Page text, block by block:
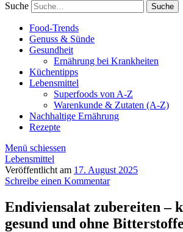
Suche
Food-Trends
Genuss & Sünde
Gesundheit
Ernährung bei Krankheiten
Küchentipps
Lebensmittel
Superfoods von A-Z
Warenkunde & Zutaten (A-Z)
Nachhaltige Ernährung
Rezepte
Menü schiessen
Lebensmittel
Veröffentlicht am 17. August 2025
Schreibe einen Kommentar
Endiviensalat zubereiten –
gesund und ohne Bitterstoffe